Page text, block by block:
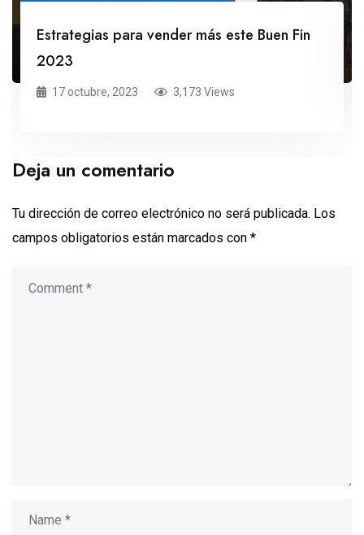
Estrategias para vender más este Buen Fin
2023
17 octubre, 2023 3,173 Views
Deja un comentario
Tu dirección de correo electrónico no será publicada. Los
campos obligatorios están marcados con *